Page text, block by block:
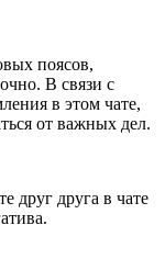
поясов,
В связи с
в этом чате,
от важных дел.
друг друга в чате